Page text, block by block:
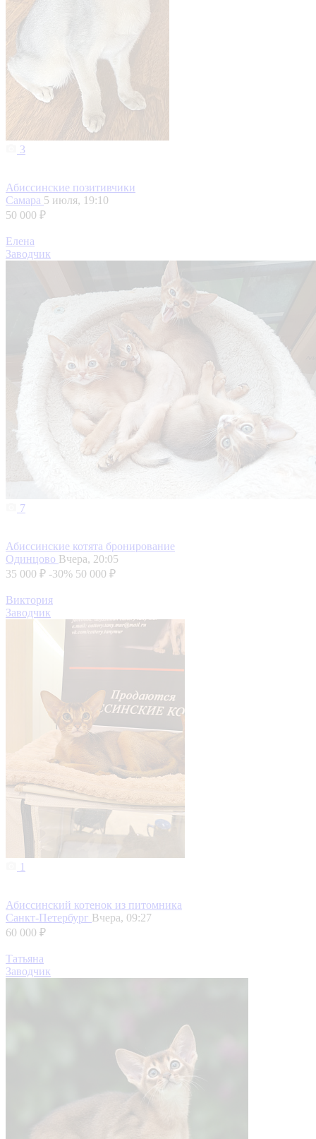
3
Абиссинские позитивчики
Самара 5 июля, 19:10
50 000 ₽
Елена
Заводчик
7
Абиссинские котята бронирование
Одинцово Вчера, 20:05
35 000 ₽ -30% 50 000 ₽
Виктория
Заводчик
1
Абиссинский котенок из питомника
Санкт-Петербург Вчера, 09:27
60 000 ₽
Татьяна
Заводчик